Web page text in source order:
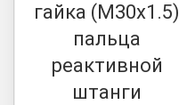
гайка (М30х1.5)
пальца
реактивной
штанги